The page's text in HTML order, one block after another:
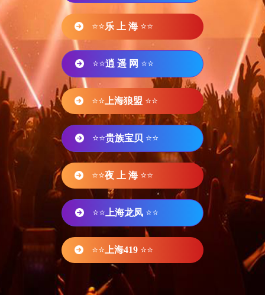
⭐⭐乐 上 海 ⭐⭐
⭐⭐逍 遥 网 ⭐⭐
⭐⭐ 上海狼盟 ⭐⭐
⭐⭐贵族宝贝 ⭐⭐
⭐⭐夜 上 海 ⭐⭐
⭐⭐ 上海龙凤 ⭐⭐
⭐⭐ 上海419 ⭐⭐